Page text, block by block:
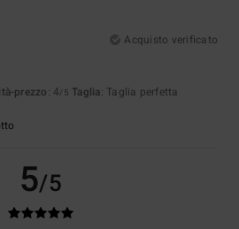
Acquisto verificato
prezzo: 4/5 Taglia: Taglia perfetta
5/5